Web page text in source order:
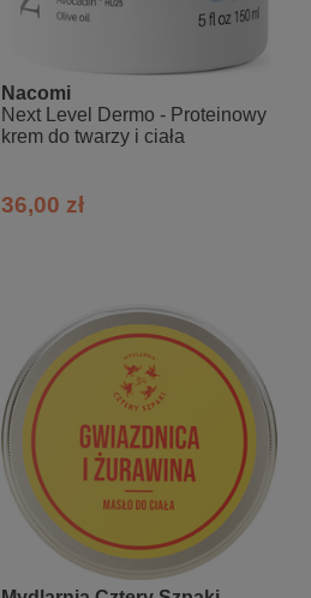
Nacomi
Next Level Dermo - Proteinowy
krem do twarzy i ciała
36,00 zł